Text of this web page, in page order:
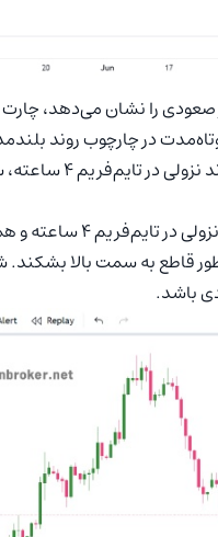
در چارچوب روند
برای تغییر
۲۴۳۰ دلار را به طور قاطع
باشد.